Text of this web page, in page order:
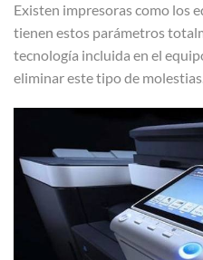
Existen impresoras como los
tienen estos parámetros
tecnología incluida en el
eliminar este tipo de